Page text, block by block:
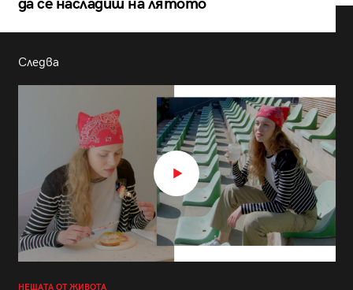
да се насладиш на лятото
Следва
НЕЩАТА ОТ ЖИВОТА